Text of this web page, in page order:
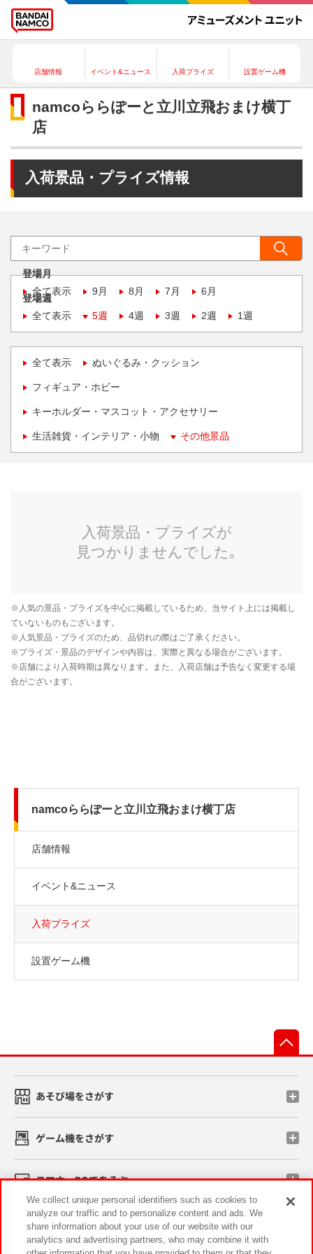
店舗情報 イベント&ニュース 入荷プライズ 設置ゲーム機
namcoららぽーと立川立飛おまけ横丁
店
入荷景品・プライズ情報
登場月
全て表示
9月 8月 7月 6月
登場週
全て表示
5週 4週 3週 2週 1週
全て表示 ぬいぐるみ・クッション
フィギュア・ホビー
キーホルダー・マスコット・アクセサリー
生活雑貨・インテリア・小物 その他景品
namcoららぽーと立川立飛おまけ横丁店
店舗情報
イベント&ニュース
入荷プライズ
設置ゲーム機
あそび場をさがす
ゲーム機をさがす
スマホ・PCであそぶ
イベント・キャンペーン
We collect unique personal identifiers such as cookies to
analyze our traffic and to personalize content and ads. We
share information about your use of our website with our
analytics and advertising partners, who may combine it with